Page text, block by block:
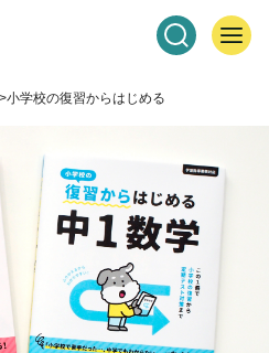
小学校の復習からはじめる